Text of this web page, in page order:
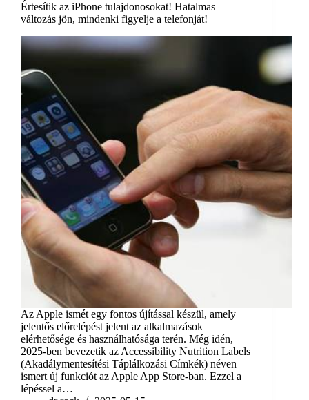
Értesítik az iPhone tulajdonosokat! Hatalmas
változás jön, mindenki figyelje a telefonját!
Az Apple ismét egy fontos újítással készül, amely
jelentős előrelépést jelent az alkalmazások
elérhetősége és használhatósága terén. Még idén,
2025-ben bevezetik az Accessibility Nutrition Labels
(Akadálymentesítési Táplálkozási Címkék) néven
ismert új funkciót az Apple App Store-ban. Ezzel a
lépéssel a…